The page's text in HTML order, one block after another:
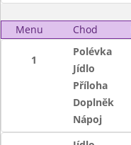
Menu Chod
1
Polévka
Jídlo
Příloha
Doplněk
Nápoj